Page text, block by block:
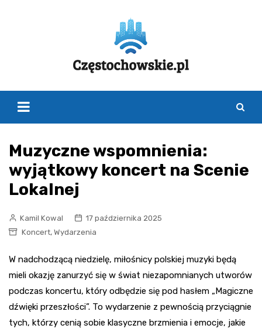
Muzyczne wspomnienia:
wyjątkowy koncert na Scenie
Lokalnej
Kamil Kowal
17 października 2025
Koncert, Wydarzenia
W nadchodzącą niedzielę, miłośnicy polskiej muzyki będą
mieli okazję zanurzyć się w świat niezapomnianych utworów
podczas koncertu, który odbędzie się pod hasłem „Magiczne
dźwięki przeszłości”. To wydarzenie z pewnością przyciągnie
tych, którzy cenią sobie klasyczne brzmienia i emocje, jakie